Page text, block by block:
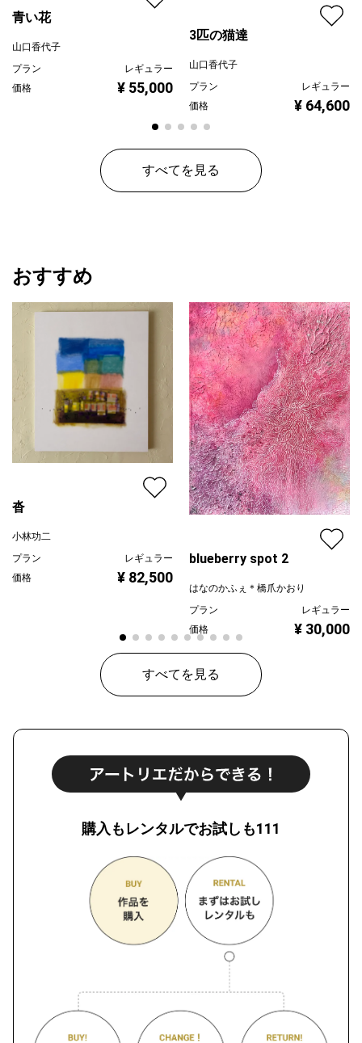
青い花
山口香代子
プラン
レギュラー
価格
¥ 55,000
3匹の猫達
山口香代子
プラン
レギュラー
価格
¥ 64,600
すべてを見る
おすすめ
沓
小林功二
プラン
レギュラー
価格
¥ 82,500
blueberry spot 2
はなのかふぇ＊橋爪かおり
プラン
レギュラー
価格
¥ 30,000
すべてを見る
購入もレンタルでお試しも111